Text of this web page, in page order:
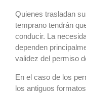
Quienes trasladan
temprano tendrán
conducir. La
dependen
validez del permiso
En el caso de los
los antiguos